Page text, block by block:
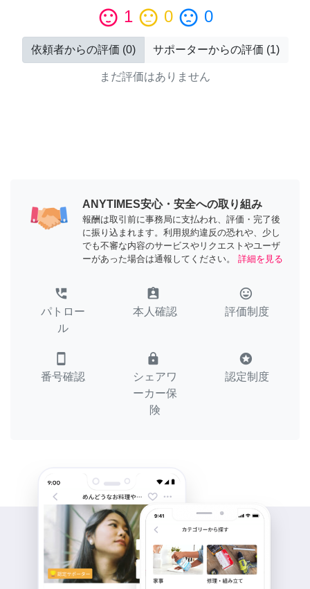
sentiment_satisfied 1 sentiment_neutral 0 sentiment_dissatisfied 0
依頼者からの評価 (0) サポーターからの評価 (1)
まだ評価はありません
ANYTIMES安心・安全への取り組み
報酬は取引前に事務局に支払われ、評価・完了後
に振り込まれます。利用規約違反の恐れや、少し
でも不審な内容のサービスやリクエストやユーザ
ーがあった場合は通報してください。
詳細を見る
perm_phone_msg
パトロー
ル
assignment_ind
本人確認
tag_faces
評価制度
smartphone
番号確認
lock
シェアワ
ーカー保
険
stars
認定制度